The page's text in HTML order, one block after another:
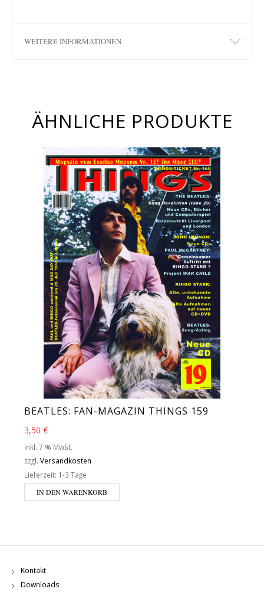
WEITERE INFORMATIONEN
ÄHNLICHE PRODUKTE
BEATLES: FAN-MAGAZIN THINGS 159
3,50 €
inkl. 7 % MwSt.
zzgl. Versandkosten
Lieferzeit: 1-3 Tage
IN DEN WARENKORB
Kontakt
Downloads